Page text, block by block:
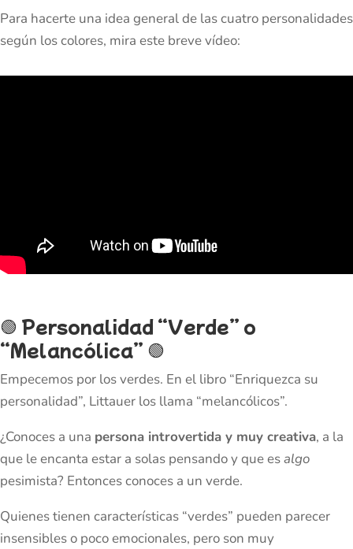
Para hacerte una idea general de las cuatro personalidades
según los colores, mira este breve vídeo:
🟢 Personalidad “Verde” o
“Melancólica” 🟢
Empecemos por los verdes. En el libro “Enriquezca su
personalidad”, Littauer los llama “melancólicos”.
¿Conoces a una persona introvertida y muy creativa, a la
que le encanta estar a solas pensando y que esalgo
pesimista? Entonces conoces a un verde.
Quienes tienen características “verdes” pueden parecer
insensibles o poco emocionales, pero son muy